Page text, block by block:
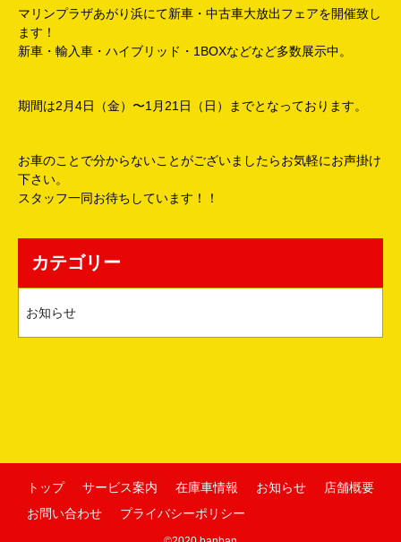
マリンプラザあがり浜にて新車・中古車大放出フェアを開催致し
ます！
新車・輸入車・ハイブリッド・1BOXなどなど多数展示中。
期間は2月4日（金）〜1月21日（日）までとなっております。
お車のことで分からないことがございましたらお気軽にお声掛け
下さい。
スタッフ一同お待ちしています！！
カテゴリー
お知らせ
トップ サービス案内 在庫車情報 お知らせ
店舗概要
お問い合わせ
プライバシーポリシー